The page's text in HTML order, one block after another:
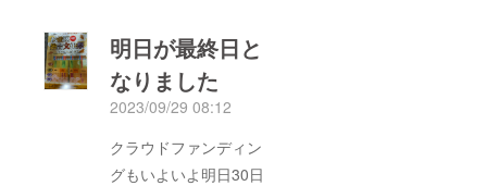
明日が最終日と
なりました
2023/09/29 08:12
クラウドファンディン
グもいよいよ明日30日